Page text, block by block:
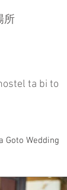
所
Goto Wedding
ta bi to